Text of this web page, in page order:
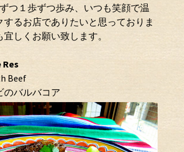
つ１歩ずつ歩み、いつも笑顔で温
するお店でありたいと思っておりま
しくお願い致します。
Beef
のバルバコア